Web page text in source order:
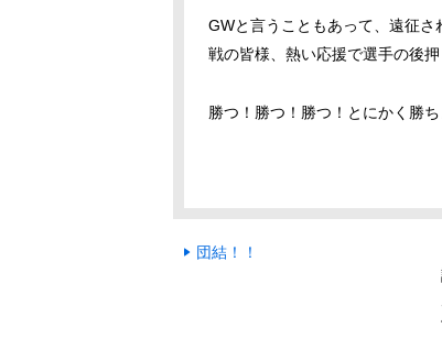
GWと言うこともあって、遠征
戦の皆様、熱い応援で選手の後
勝つ！勝つ！勝つ！とにかく勝ち
団結！！